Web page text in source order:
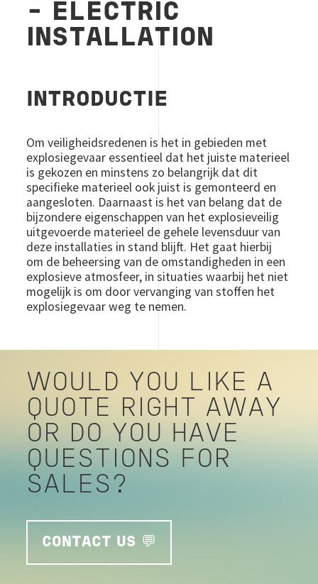
- ELECTRIC
INSTALLATION
INTRODUCTIE
Om veiligheidsredenen is het in gebieden met
explosiegevaar essentieel dat het juiste materieel
is gekozen en minstens zo belangrijk dat dit
specifieke materieel ook juist is gemonteerd en
aangesloten. Daarnaast is het van belang dat de
bijzondere eigenschappen van het explosieveilig
uitgevoerde materieel de gehele levensduur van
deze installaties in stand blijft. Het gaat hierbij
om de beheersing van de omstandigheden in een
explosieve atmosfeer, in situaties waarbij het niet
mogelijk is om door vervanging van stoffen het
explosiegevaar weg te nemen.
WOULD YOU LIKE A
QUOTE RIGHT AWAY
OR DO YOU HAVE
QUESTIONS FOR
SALES?
CONTACT US 💬